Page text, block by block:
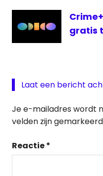
gratis
Laat een bericht
Je e-mailadres wordt
velden zijn
Reactie*